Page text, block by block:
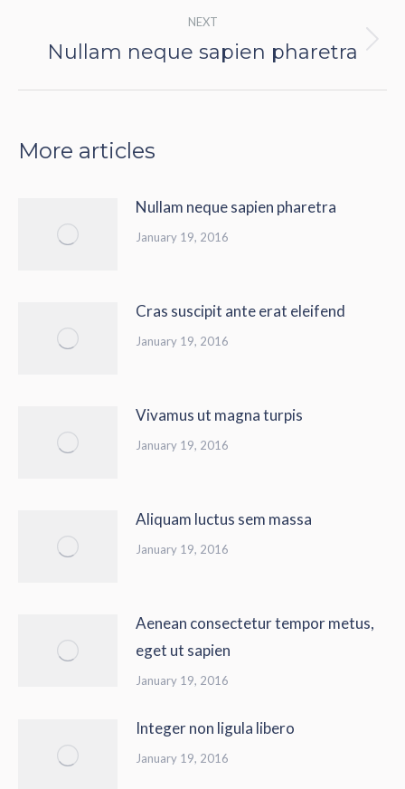
NEXT
Next
Nullam neque sapien pharetra
More articles
Nullam neque sapien pharetra
January 19, 2016
Cras suscipit ante erat eleifend
January 19, 2016
Vivamus ut magna turpis
January 19, 2016
Aliquam luctus sem massa
January 19, 2016
Aenean consectetur tempor metus,
eget ut sapien
January 19, 2016
Integer non ligula libero
January 19, 2016